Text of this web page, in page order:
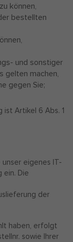
können,
bestellten
und sonstiger
gelten machen,
gegen Sie;
Artikel 6 Abs. 1
eigenes IT-
ein. Die
der
haben, erfolgt
sowie Ihrer